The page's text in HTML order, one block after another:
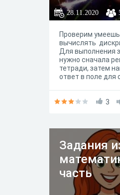
28.11.2020
Проверим
вычислять
Для выполнения
нужно сначала
тетради, затем
ответ в поле для
3
Задания
часть